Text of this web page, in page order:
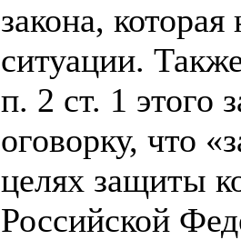
закона,
ситуации.
п. 2 ст. 1 этого
оговорку, что
целях защиты
Российской